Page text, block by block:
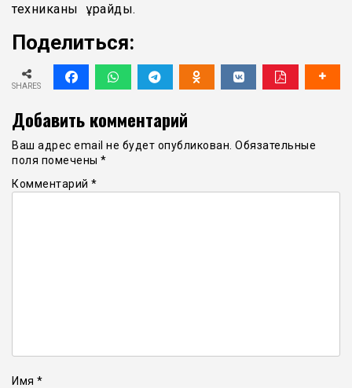
техниканы құрайды.
Поделиться:
SHARES
Добавить комментарий
Ваш адрес email не будет опубликован. Обязательные
поля помечены *
Комментарий *
Имя *